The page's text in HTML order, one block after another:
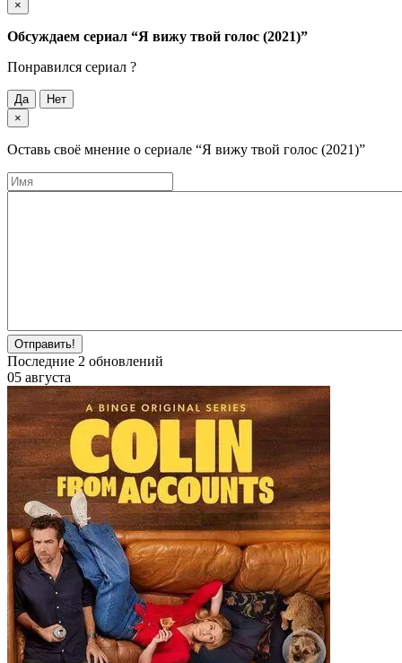
×
Обсуждаем cериал “Я вижу твой голос (2021)”
Понравился cериал ?
Да
Нет
×
Оставь своё мнение о cериале “Я вижу твой голос (2021)”
Отправить!
Последние 2 обновлений
05 августа